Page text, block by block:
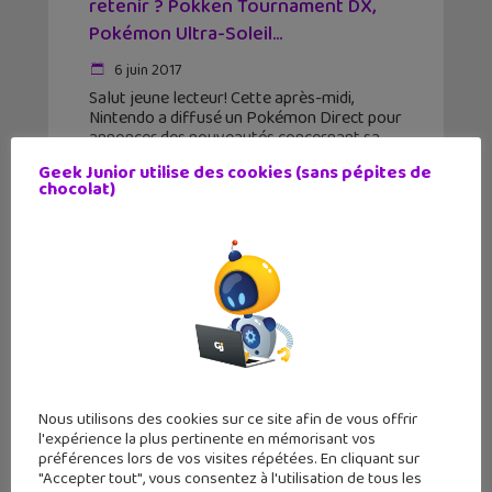
retenir ? Pokken Tournament DX,
Pokémon Ultra-Soleil...
6 juin 2017
Salut jeune lecteur! Cette après-midi,
Nintendo a diffusé un Pokémon Direct pour
annoncer des nouveautés concernant sa
licence la plus populaire. Si tu n'as pas pu le
regarder, voici l'essentiel de ce que tu dois
Geek Junior utilise des cookies (sans pépites de
chocolat)
Nous utilisons des cookies sur ce site afin de vous offrir
l'expérience la plus pertinente en mémorisant vos
préférences lors de vos visites répétées. En cliquant sur
"Accepter tout", vous consentez à l'utilisation de tous les